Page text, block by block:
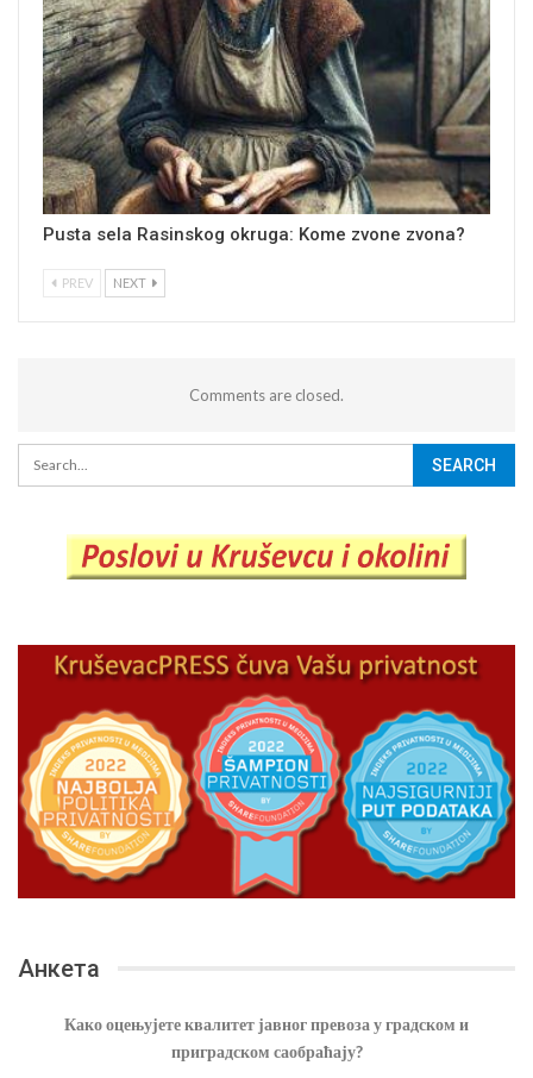
Pusta sela Rasinskog okruga: Kome zvone zvona?
PREV NEXT
Comments are closed.
Анкета
Како оцењујете квалитет јавног превоза у градском и
приградском саобраћају?